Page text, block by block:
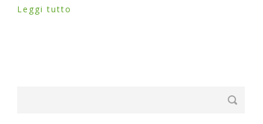
Leggi tutto